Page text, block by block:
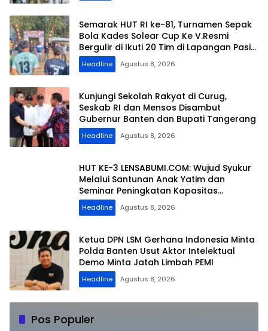
Semarak HUT RI ke-81, Turnamen Sepak
Bola Kades Solear Cup Ke V.Resmi
Bergulir di Ikuti 20 Tim di Lapangan Pasir
Kiang
Headline Agustus 8, 2026
Kunjungi Sekolah Rakyat di Curug,
Seskab RI dan Mensos Disambut
Gubernur Banten dan Bupati Tangerang
Headline Agustus 8, 2026
HUT KE-3 LENSABUMI.COM: Wujud Syukur
Melalui Santunan Anak Yatim dan
Seminar Peningkatan Kapasitas
Jurnalistik
Headline Agustus 8, 2026
Ketua DPN LSM Gerhana Indonesia Minta
Polda Banten Usut Aktor Intelektual
Demo Minta Jatah Limbah PEMI
Headline Agustus 8, 2026
Pos Populer
1
Pengedar Sabu